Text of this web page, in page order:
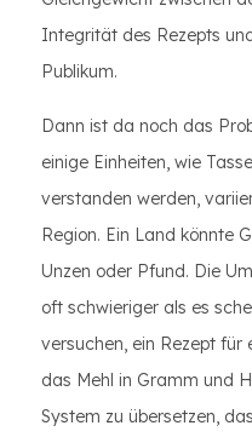
Integrität des Rezepts
Publikum.
Dann ist da noch das
einige Einheiten, wie
verstanden werden,
Region. Ein Land könnte
Unzen oder Pfund. Die
oft schwieriger als es
versuchen, ein Rezept
das Mehl in Gramm und
System zu übersetzen,